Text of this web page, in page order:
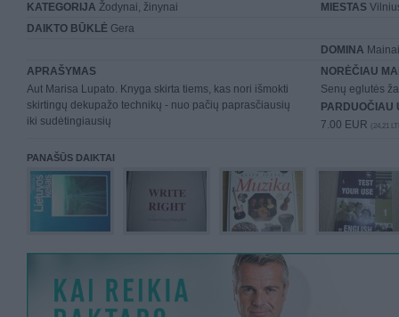
KATEGORIJA Žodynai, žinynai MIESTAS
DAIKTO BŪKLĖ Gera
DOMINA
APRAŠYMAS
Aut Marisa Lupato. Knyga skirta tiems, kas nori išmokti
skirtingų dekupažo technikų - nuo pačių paprasčiausių
iki sudėtingiausių
NORĖČIAU
Senų eglutės
PARDUOČIAU
7.00 EUR (24,21
PANAŠŪS DAIKTAI